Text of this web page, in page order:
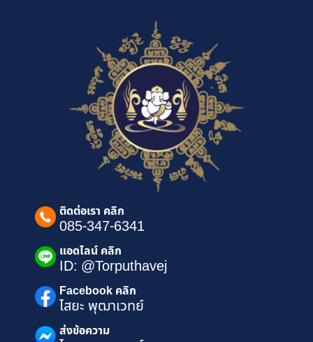
ติดต่อเรา คลิก
085-347-6341
แอดไลน์ คลิก
ID: @Torputhavej
Facebook คลิก
ไสยะ พุฒาเวทย์
ส่งข้อความ